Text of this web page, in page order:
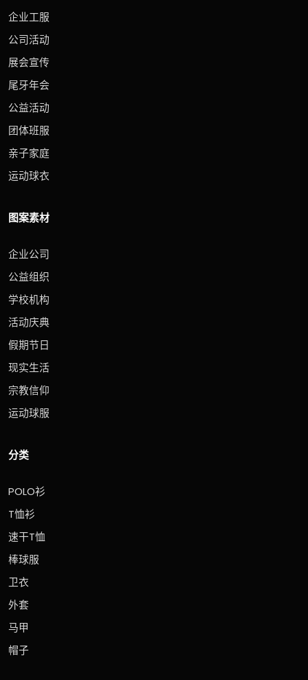
企业工服
公司活动
展会宣传
尾牙年会
公益活动
团体班服
亲子家庭
运动球衣
图案素材
企业公司
公益组织
学校机构
活动庆典
假期节日
现实生活
宗教信仰
运动球服
分类
POLO衫
T恤衫
速干T恤
棒球服
卫衣
外套
马甲
帽子